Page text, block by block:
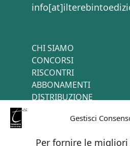
Gestisci
Per fornire le migliori
CHI SIAMO
CONCORSI
RISCONTRI
ABBONAMENTI
DISTRIBUZIONE